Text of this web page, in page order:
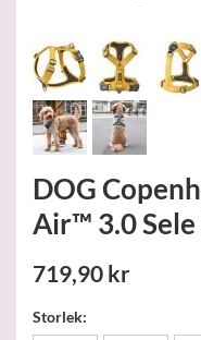
DOG
Air™ 3.0 Sele
719,90 kr
Storlek: